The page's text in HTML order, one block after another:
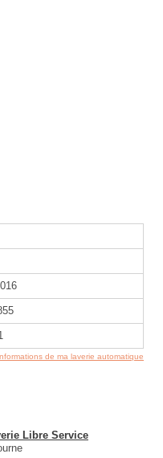
de ma laverie automatique
Libre Service